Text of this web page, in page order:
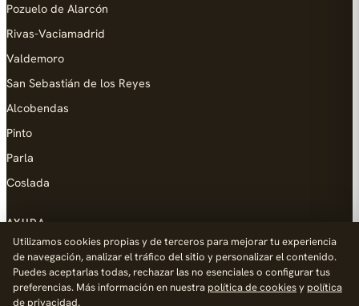
Pozuelo de Alarcón
Rivas-Vaciamadrid
Valdemoro
San Sebastián de los Reyes
Alcobendas
Pinto
Parla
Coslada
AYUDA
Añadir empresa
Contacto
Política de Privacidad
Utilizamos cookies propias y de terceros para mejorar tu experiencia
de navegación, analizar el tráfico del sitio y personalizar el contenido.
Puedes aceptarlas todas, rechazar las no esenciales o configurar tus
preferencias. Más información en nuestra política de cookiesy política
de privacidad.